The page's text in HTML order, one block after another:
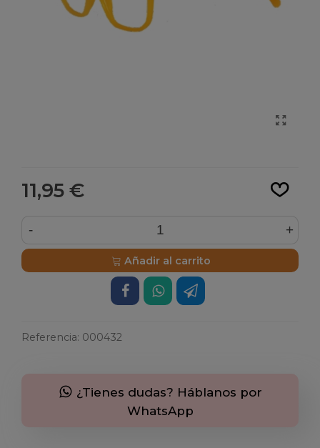
11,95 €
- +
Añadir al carrito
Referencia: 000432
¿Tienes dudas? Háblanos por
WhatsApp